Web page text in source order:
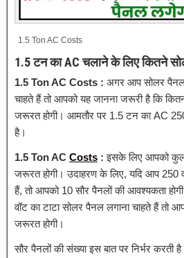
1.5 Ton AC Costs
1.5 टन का AC चलाने के लिए कितने
1.5 Ton AC Costs : अगर आप सोलर
चाहते हैं तो आपको यह जानना जरूरी है कि
जरूरत होगी। आमतौर पर 1.5 टन का AC
है।
1.5 Ton AC Costs :इसके लिए आपको
जरूरत होगी। उदाहरण के लिए, यदि आप 250
हैं, तो आपको 10 सौर पैनलों की आवश्यकता
वॉट का टाटा सोलर पैनल लगाना चाहते हैं तो
जरूरत होगी।
सौर पैनलों की संख्या इस बात पर निर्भर